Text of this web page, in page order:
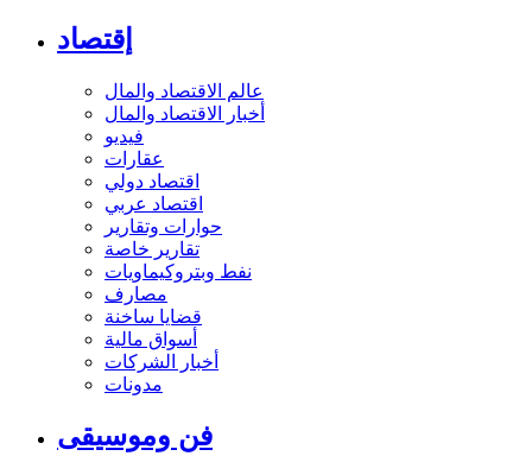
إقتصاد
عالم الاقتصاد والمال
أخبار الاقتصاد والمال
فيديو
عقارات
اقتصاد دولي
اقتصاد عربي
حوارات وتقارير
تقارير خاصة
نفط وبتروكيماويات
مصارف
قضايا ساخنة
أسواق مالية
أخبار الشركات
مدونات
فن وموسيقى